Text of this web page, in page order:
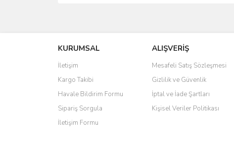
Ürün resmi kalitesiz, bozuk veya görüntülenemiyor.
Ürün açıklamasında eksik bilgiler bulunuyor.
Ürün bilgilerinde hatalar bulunuyor.
Ürün fiyatı diğer sitelerden daha pahalı.
Bu ürüne benzer farklı alternatifler olmalı.
KURUMSAL
İletişim
Kargo Takibi
Havale Bildirim Formu
Sipariş Sorgula
İletişim Formu
ALIŞVERİŞ
Mesafeli Satış Sözleşmesi
Gizlilik ve Güvenlik
İptal ve İade Şartları
Kişisel Veriler Politikası